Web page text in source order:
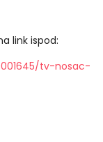
link ispod:
tv-nosac-